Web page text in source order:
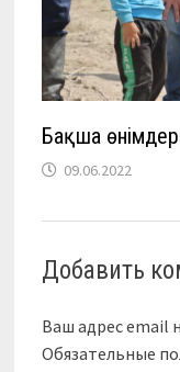
Бақша
09.06.2022
Добавить
Ваш адрес email
Обязательные